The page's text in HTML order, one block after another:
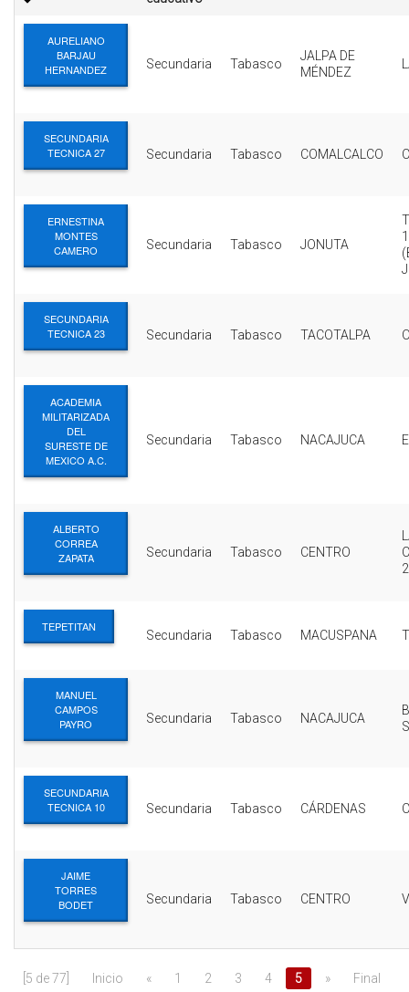
CONTRATA PUBLICIDAD
AURELIANO
BARJAU
HERNANDEZ
Secundaria Tabasco
JALPA DE
MÉNDEZ
SECUNDARIA
TECNICA 27
Secundaria Tabasco COMALCALCO
ERNESTINA
MONTES
CAMERO
Secundaria Tabasco JONUTA
SECUNDARIA
TECNICA 23
Secundaria Tabasco TACOTALPA
ACADEMIA
MILITARIZADA
DEL
SURESTE DE
MEXICO A.C.
Secundaria Tabasco NACAJUCA
ALBERTO
CORREA
ZAPATA
Secundaria Tabasco CENTRO
TEPETITAN
Secundaria Tabasco MACUSPANA
MANUEL
CAMPOS
PAYRO
Secundaria Tabasco NACAJUCA
SECUNDARIA
TECNICA 10
Secundaria Tabasco CÁRDENAS
JAIME
TORRES
BODET
Secundaria Tabasco CENTRO
[5 de 77] Inicio « 1 2 3 4 5 » Final